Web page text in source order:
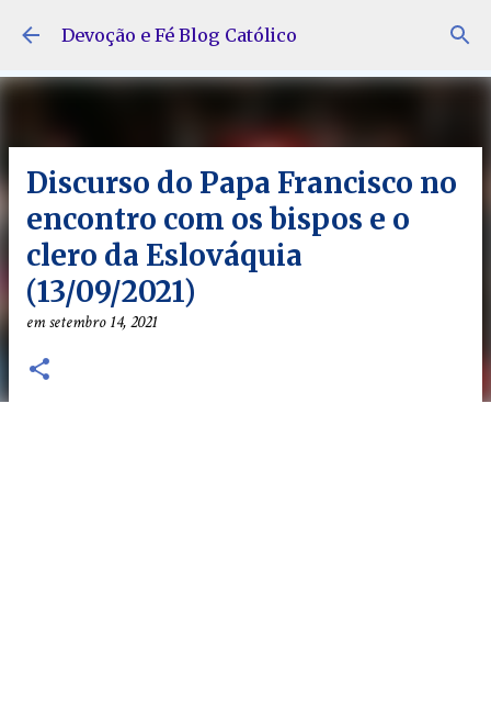
Pular para o conteúdo principal
Devoção e Fé Blog Católico
Discurso do Papa Francisco no
encontro com os bispos e o
clero da Eslováquia
(13/09/2021)
emsetembro 14, 2021